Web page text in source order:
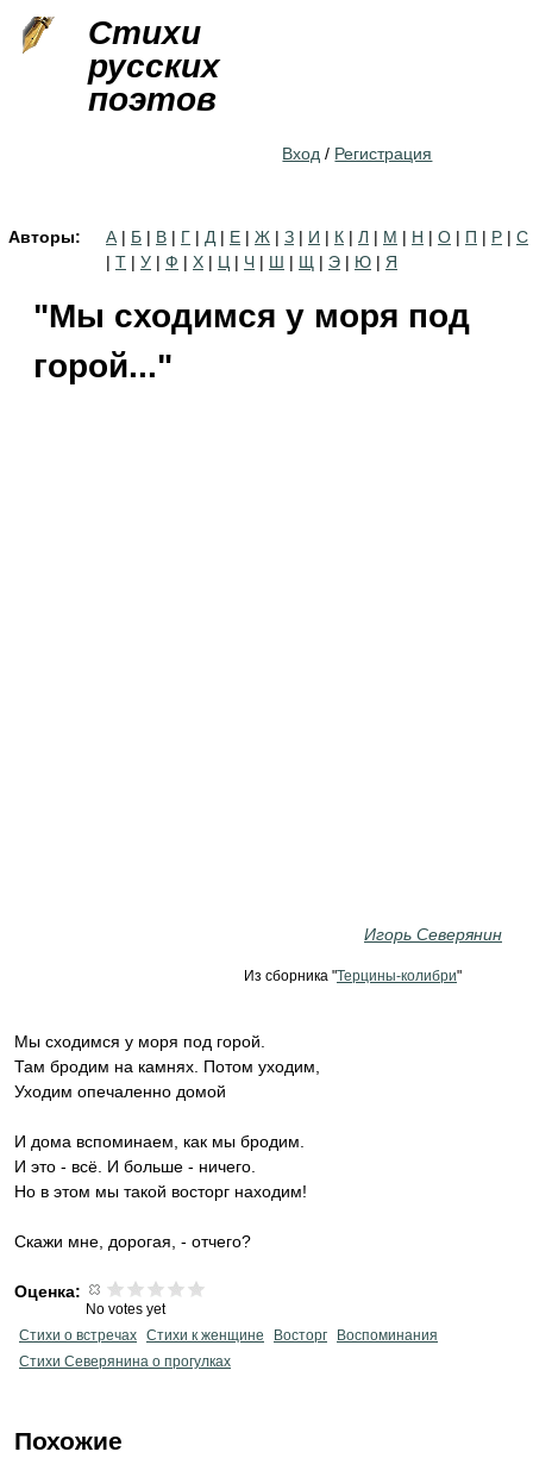
Стихи
русских
поэтов
Вход / Регистрация
Авторы: А | Б | В | Г | Д | Е | Ж | З | И | К | Л | М | Н | О | П | Р | С
| Т | У | Ф | Х | Ц | Ч | Ш | Щ | Э | Ю | Я
"Мы сходимся у моря под
горой..."
Игорь Северянин
Из сборника "Терцины-колибри"
Мы сходимся у моря под горой.
Там бродим на камнях. Потом уходим,
Уходим опечаленно домой
И дома вспоминаем, как мы бродим.
И это - всё. И больше - ничего.
Но в этом мы такой восторг находим!
Скажи мне, дорогая, - отчего?
Оценка:
No votes yet
Стихи о встречах Стихи к женщине Восторг
Воспоминания
Стихи Северянина о прогулках
Похожие